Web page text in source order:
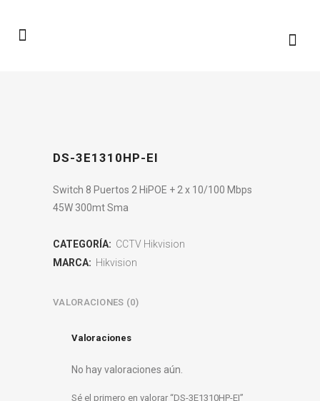
DS-3E1310HP-EI
Switch 8 Puertos 2 HiPOE + 2 x 10/100 Mbps
45W 300mt Sma
CATEGORÍA: CCTV Hikvision
MARCA: Hikvision
VALORACIONES (0)
Valoraciones
No hay valoraciones aún.
Sé el primero en valorar “DS-3E1310HP-EI”